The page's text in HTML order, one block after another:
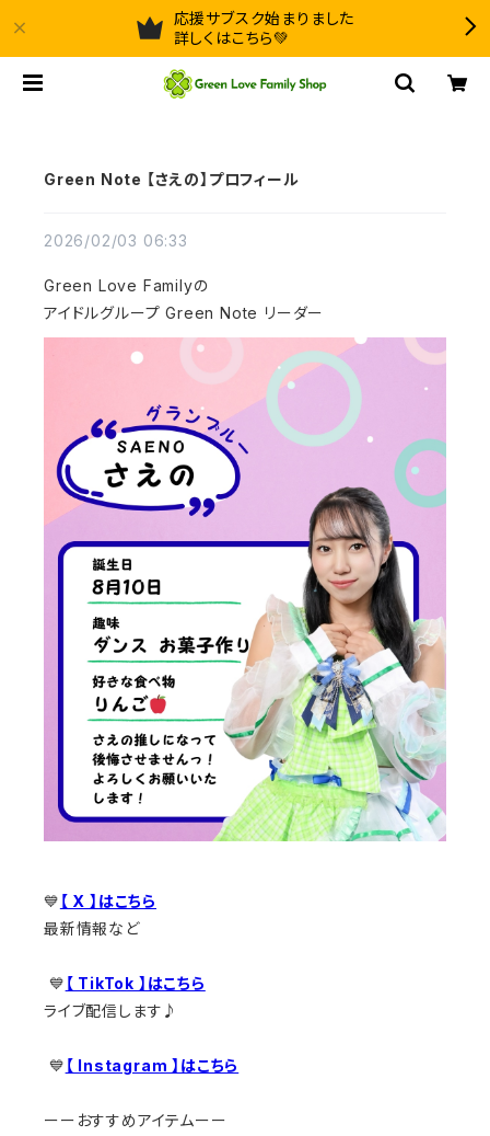
応援サブスク始まりました
詳しくはこちら💚
Green Note 【さえの】プロフィール
2026/02/03 06:33
Green Love Familyの
アイドルグループ Green Note リーダー
💙 【 X 】はこちら
最新情報など
💙 【 TikTok 】はこちら
ライブ配信します♪
💙 【 Instagram 】はこちら
ーーおすすめアイテムーー